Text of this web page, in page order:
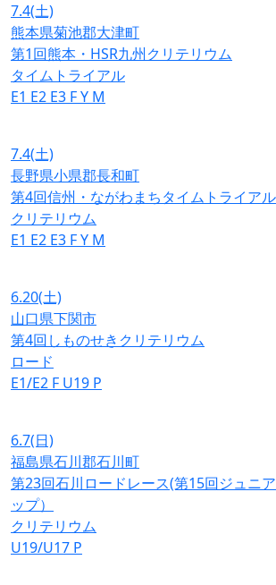
7.4(土)
熊本県菊池郡大津町
第1回熊本・HSR九州クリテリウム
タイムトライアル
E1 E2 E3 FY M
7.4(土)
長野県小県郡長和町
第4回信州・ながわまちタイムトライアル
クリテリウム
E1 E2 E3 FY M
6.20(土)
山口県下関市
第4回しものせきクリテリウム
ロード
E1/E2 F U19 P
6.7(日)
福島県石川郡石川町
第23回石川ロードレース(第15回ジュニ
ップ）
クリテリウム
U19/U17 P